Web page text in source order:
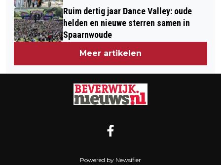
Ruim dertig jaar Dance Valley: oude
helden en nieuwe sterren samen in
Spaarnwoude
Meer artikelen
Powered by Newsifier